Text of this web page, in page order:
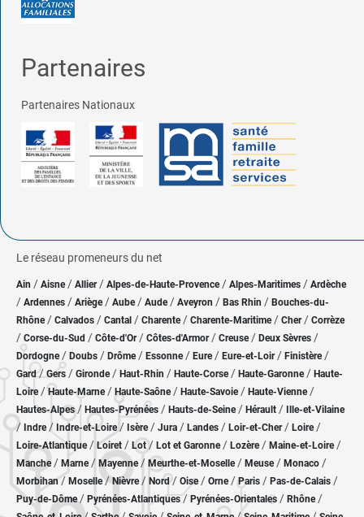
Partenaires
Partenaires Nationaux
Le réseau promeneurs du net
Ain / Aisne/ Allier/ Alpes-de-Haute-Provence / Alpes-Maritimes / Ardèche
/ Ardennes / Ariège/ Aube/ Aude / Aveyron / Bas Rhin / Bouches-du-
Rhône/ Calvados / Cantal / Charente / Charente-Maritime/ Cher / Corrèze
/ Corse-du-Sud / Côte-d'Or / Côtes-d'Armor/ Creuse/ Deux Sèvres /
Dordogne/ Doubs / Drôme/ Essonne / Eure/ Eure-et-Loir / Finistère/
Gard/Gers / Gironde/ Haut-Rhin / Haute-Corse/ Haute-Garonne/ Haute-
Loire/Haute-Marne/ Haute-Saône/ Haute-Savoie/ Haute-Vienne/
Hautes-Alpes/ Hautes-Pyrénées / Hauts-de-Seine/ Hérault / Ille-et-Vilaine
/ Indre/ Indre-et-Loire/ Isère/ Jura / Landes / Loir-et-Cher/ Loire/
Loire-Atlantique/ Loiret / Lot/ Lot et Garonne/ Lozère / Maine-et-Loire/
Manche/ Marne/ Mayenne/ Meurthe-et-Moselle/ Meuse/ Monaco /
Morbihan/ Moselle/ Nièvre / Nord/ Oise / Orne/Paris / Pas-de-Calais /
Puy-de-Dôme/ Pyrénées-Atlantiques / Pyrénées-Orientales / Rhône/